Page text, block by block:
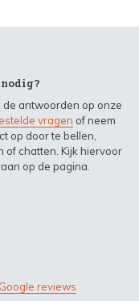
de antwoorden op onze
vragen of neem
op door te bellen,
of chatten. Kijk hiervoor
op de pagina.
Google reviews